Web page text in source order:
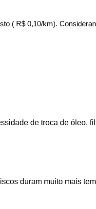
( R$ 0,10/km).
de troca de óleo,
duram muito mais